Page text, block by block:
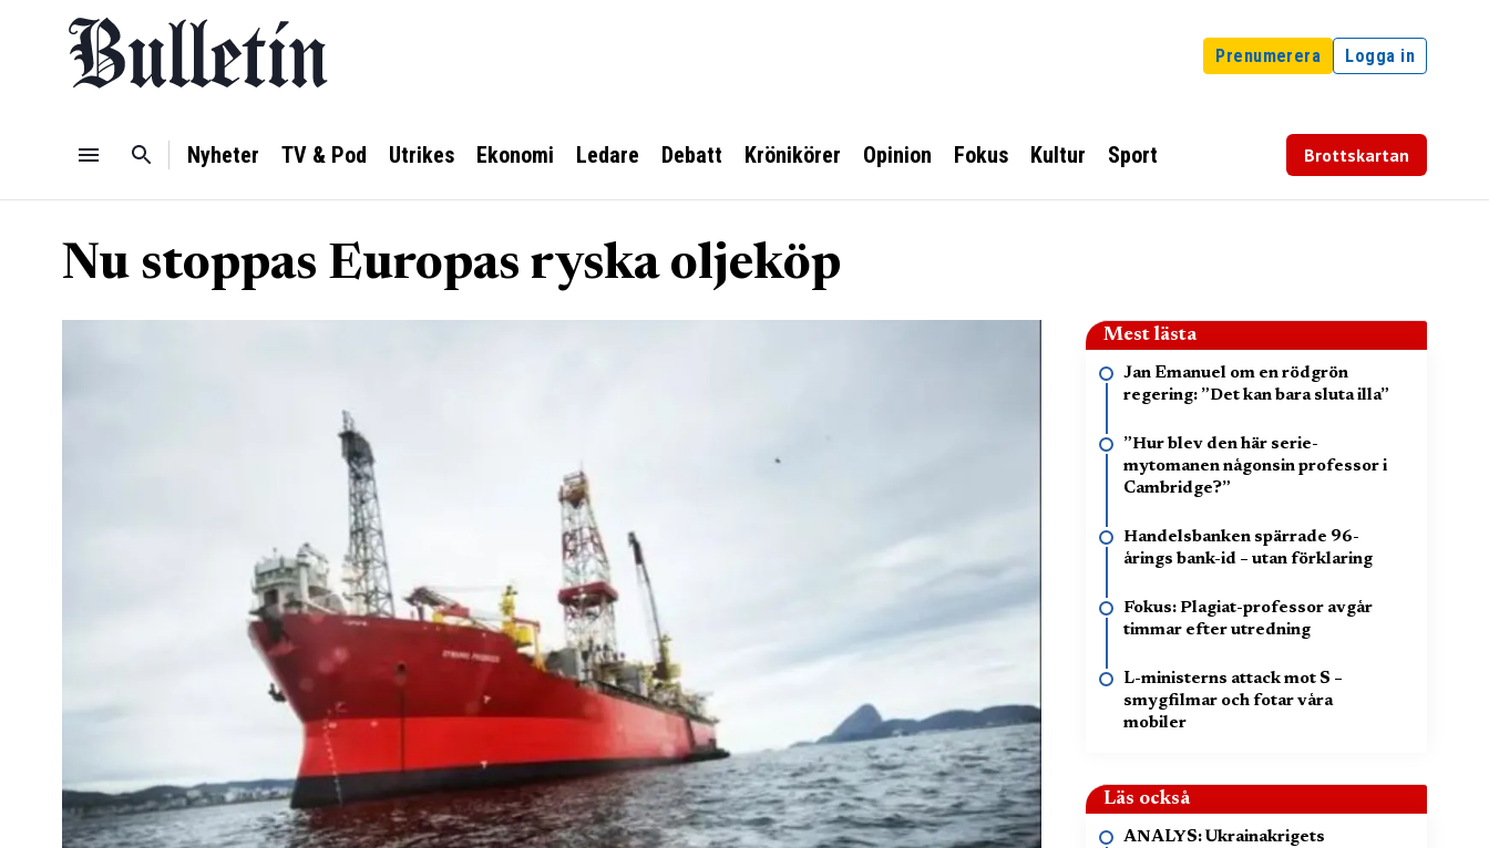
Prenumerera Logga in
Nyheter TV & Pod Utrikes Ekonomi Ledare Debatt Krönikörer Opinion Fokus Kultur Sport Brottskartan
Nu stoppas Europas ryska oljeköp
Mest lästa
Jan Emanuel om en rödgrön
regering: ”Det kan bara sluta illa”
”Hur blev den här serie-
mytomanen någonsin professor i
Cambridge?”
Handelsbanken spärrade 96-
årings bank-id – utan förklaring
Fokus: Plagiat-professor avgår
timmar efter utredning
L-ministerns attack mot S –
smygfilmar och fotar våra
mobiler
Läs också
ANALYS: Ukrainakrigets